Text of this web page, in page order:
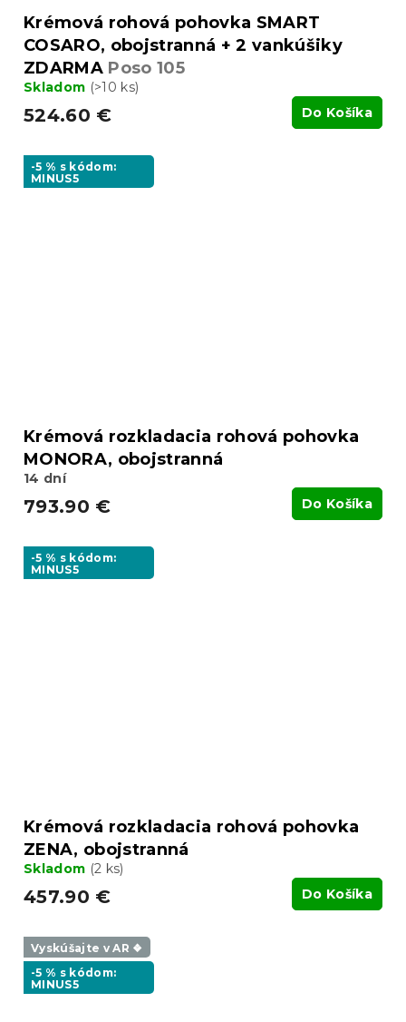
Krémová rohová pohovka SMART
COSARO, obojstranná + 2 vankúšiky
ZDARMA Poso 105
Skladom (>10 ks)
524.60 € Do Košíka
-5 % s kódom:
MINUS5
Krémová rozkladacia rohová pohovka
MONORA, obojstranná
14 dní
793.90 € Do Košíka
-5 % s kódom:
MINUS5
Krémová rozkladacia rohová pohovka
ZENA, obojstranná
Skladom (2 ks)
457.90 € Do Košíka
Vyskúšajte v AR ❖
-5 % s kódom:
MINUS5